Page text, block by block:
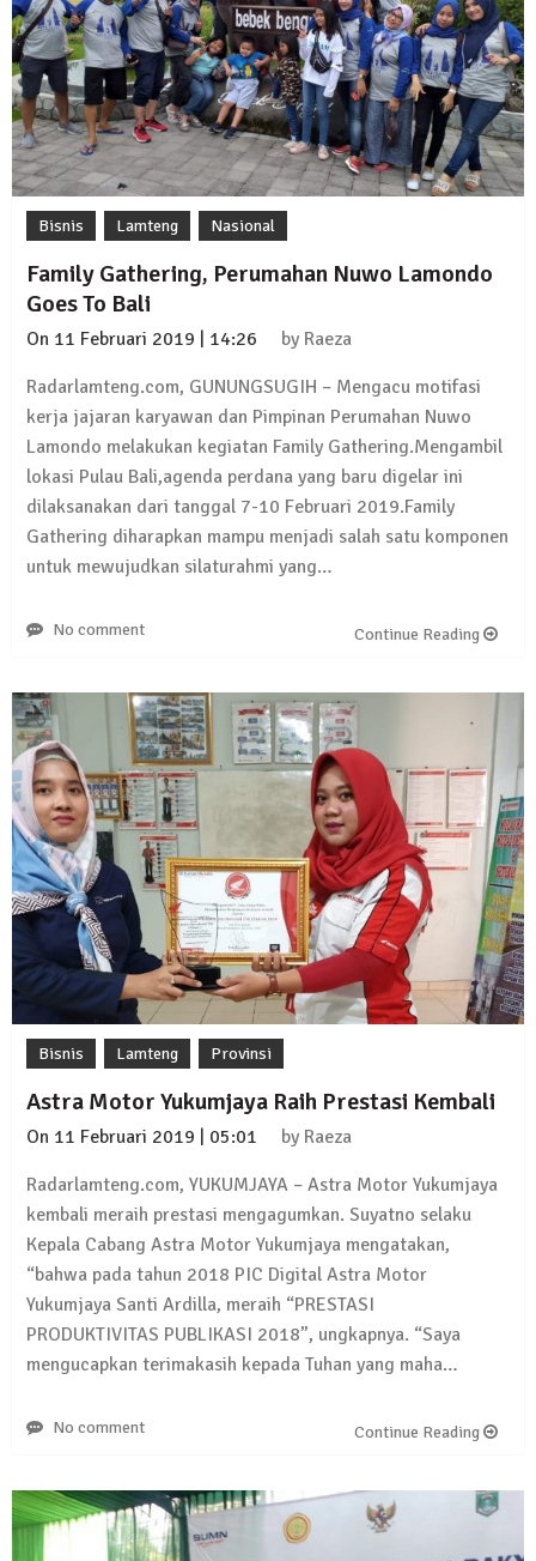
Bisnis Lamteng Nasional
Family Gathering, Perumahan Nuwo Lamondo
Goes To Bali
On 11 Februari 2019 | 14:26 by Raeza
Radarlamteng.com, GUNUNGSUGIH – Mengacu motifasi
kerja jajaran karyawan dan Pimpinan Perumahan Nuwo
Lamondo melakukan kegiatan Family Gathering.Mengambil
lokasi Pulau Bali,agenda perdana yang baru digelar ini
dilaksanakan dari tanggal 7-10 Februari 2019.Family
Gathering diharapkan mampu menjadi salah satu komponen
untuk mewujudkan silaturahmi yang…
No comment Continue Reading
Bisnis Lamteng Provinsi
Astra Motor Yukumjaya Raih Prestasi Kembali
On 11 Februari 2019 | 05:01 by Raeza
Radarlamteng.com, YUKUMJAYA – Astra Motor Yukumjaya
kembali meraih prestasi mengagumkan. Suyatno selaku
Kepala Cabang Astra Motor Yukumjaya mengatakan,
“bahwa pada tahun 2018 PIC Digital Astra Motor
Yukumjaya Santi Ardilla, meraih “PRESTASI
PRODUKTIVITAS PUBLIKASI 2018”, ungkapnya. “Saya
mengucapkan terimakasih kepada Tuhan yang maha…
No comment Continue Reading